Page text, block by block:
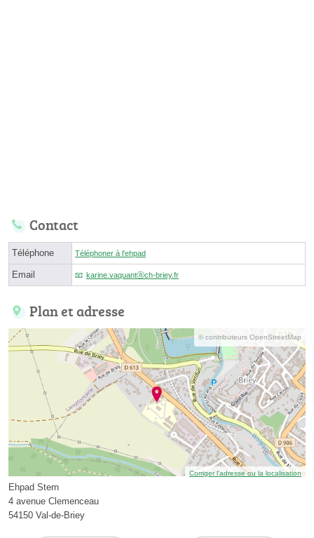
Contact
Téléphone Téléphoner à l'ehpad
Email karine.vaquantⓐch-briey.fr
Plan et adresse
© contributeurs OpenStreetMap
Corriger l’adresse ou la localisation
Ehpad Stern
4 avenue Clemenceau
54150 Val-de-Briey